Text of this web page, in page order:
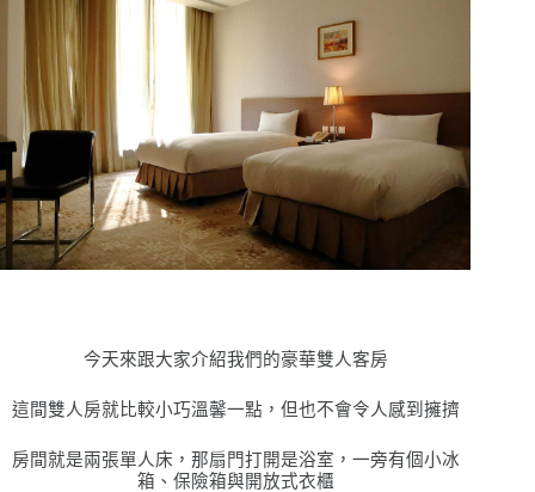
今天來跟大家介紹我們的豪華雙人客房
這間雙人房就比較小巧溫馨一點，但也不會令人感到擁擠
房間就是兩張單人床，那扇門打開是浴室，一旁有個小冰
箱、保險箱與開放式衣櫃